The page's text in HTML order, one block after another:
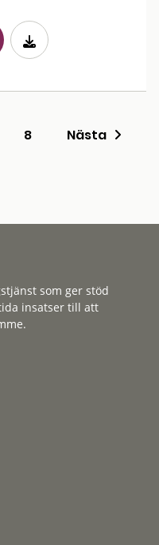
8 Nästa
som ger stöd
insatser till att